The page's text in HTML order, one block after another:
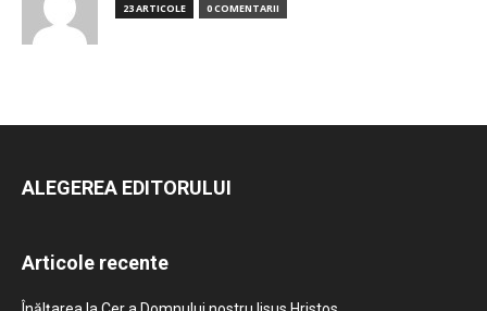
23 ARTICOLE 0 COMENTARII
ALEGEREA EDITORULUI
Articole recente